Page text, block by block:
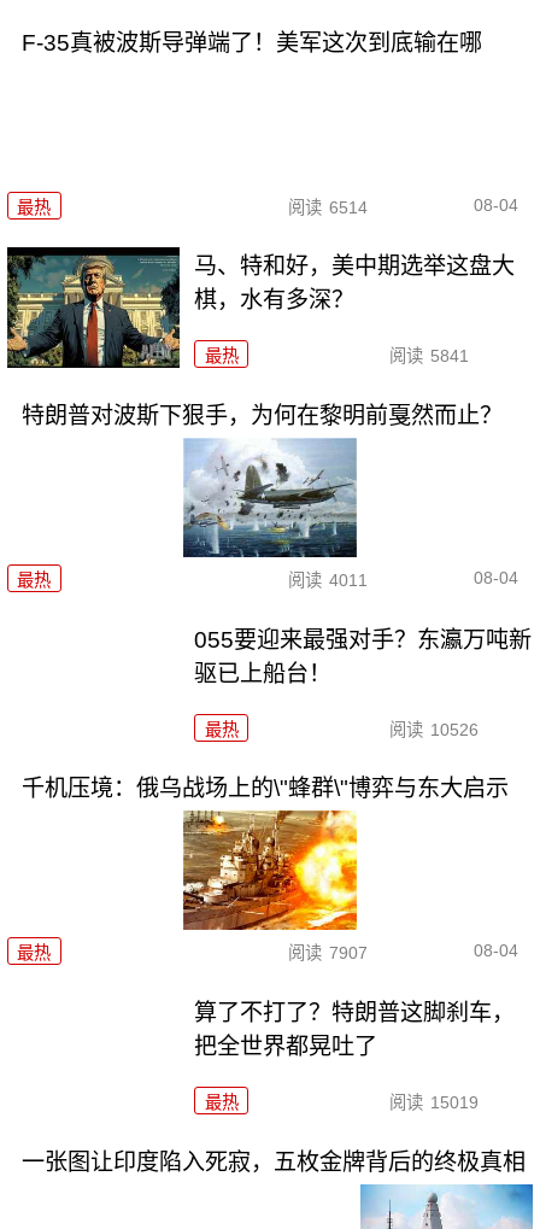
F-35真被波斯导弹端了！美军这次到底输在哪
最热 阅读 6514 08-04
马、特和好，美中期选举这盘大
棋，水有多深？
最热 阅读 5841
特朗普对波斯下狠手，为何在黎明前戛然而止？
最热 阅读 4011 08-04
055要迎来最强对手？东瀛万吨新
驱已上船台！
最热 阅读 10526
千机压境：俄乌战场上的\"蜂群\"博弈与东大启示
最热 阅读 7907 08-04
算了不打了？特朗普这脚刹车，
把全世界都晃吐了
最热 阅读 15019
一张图让印度陷入死寂，五枚金牌背后的终极真相